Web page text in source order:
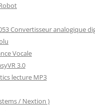
Convertisseur analogique
Vocale
3.0
lecture MP3
/ Nextion )